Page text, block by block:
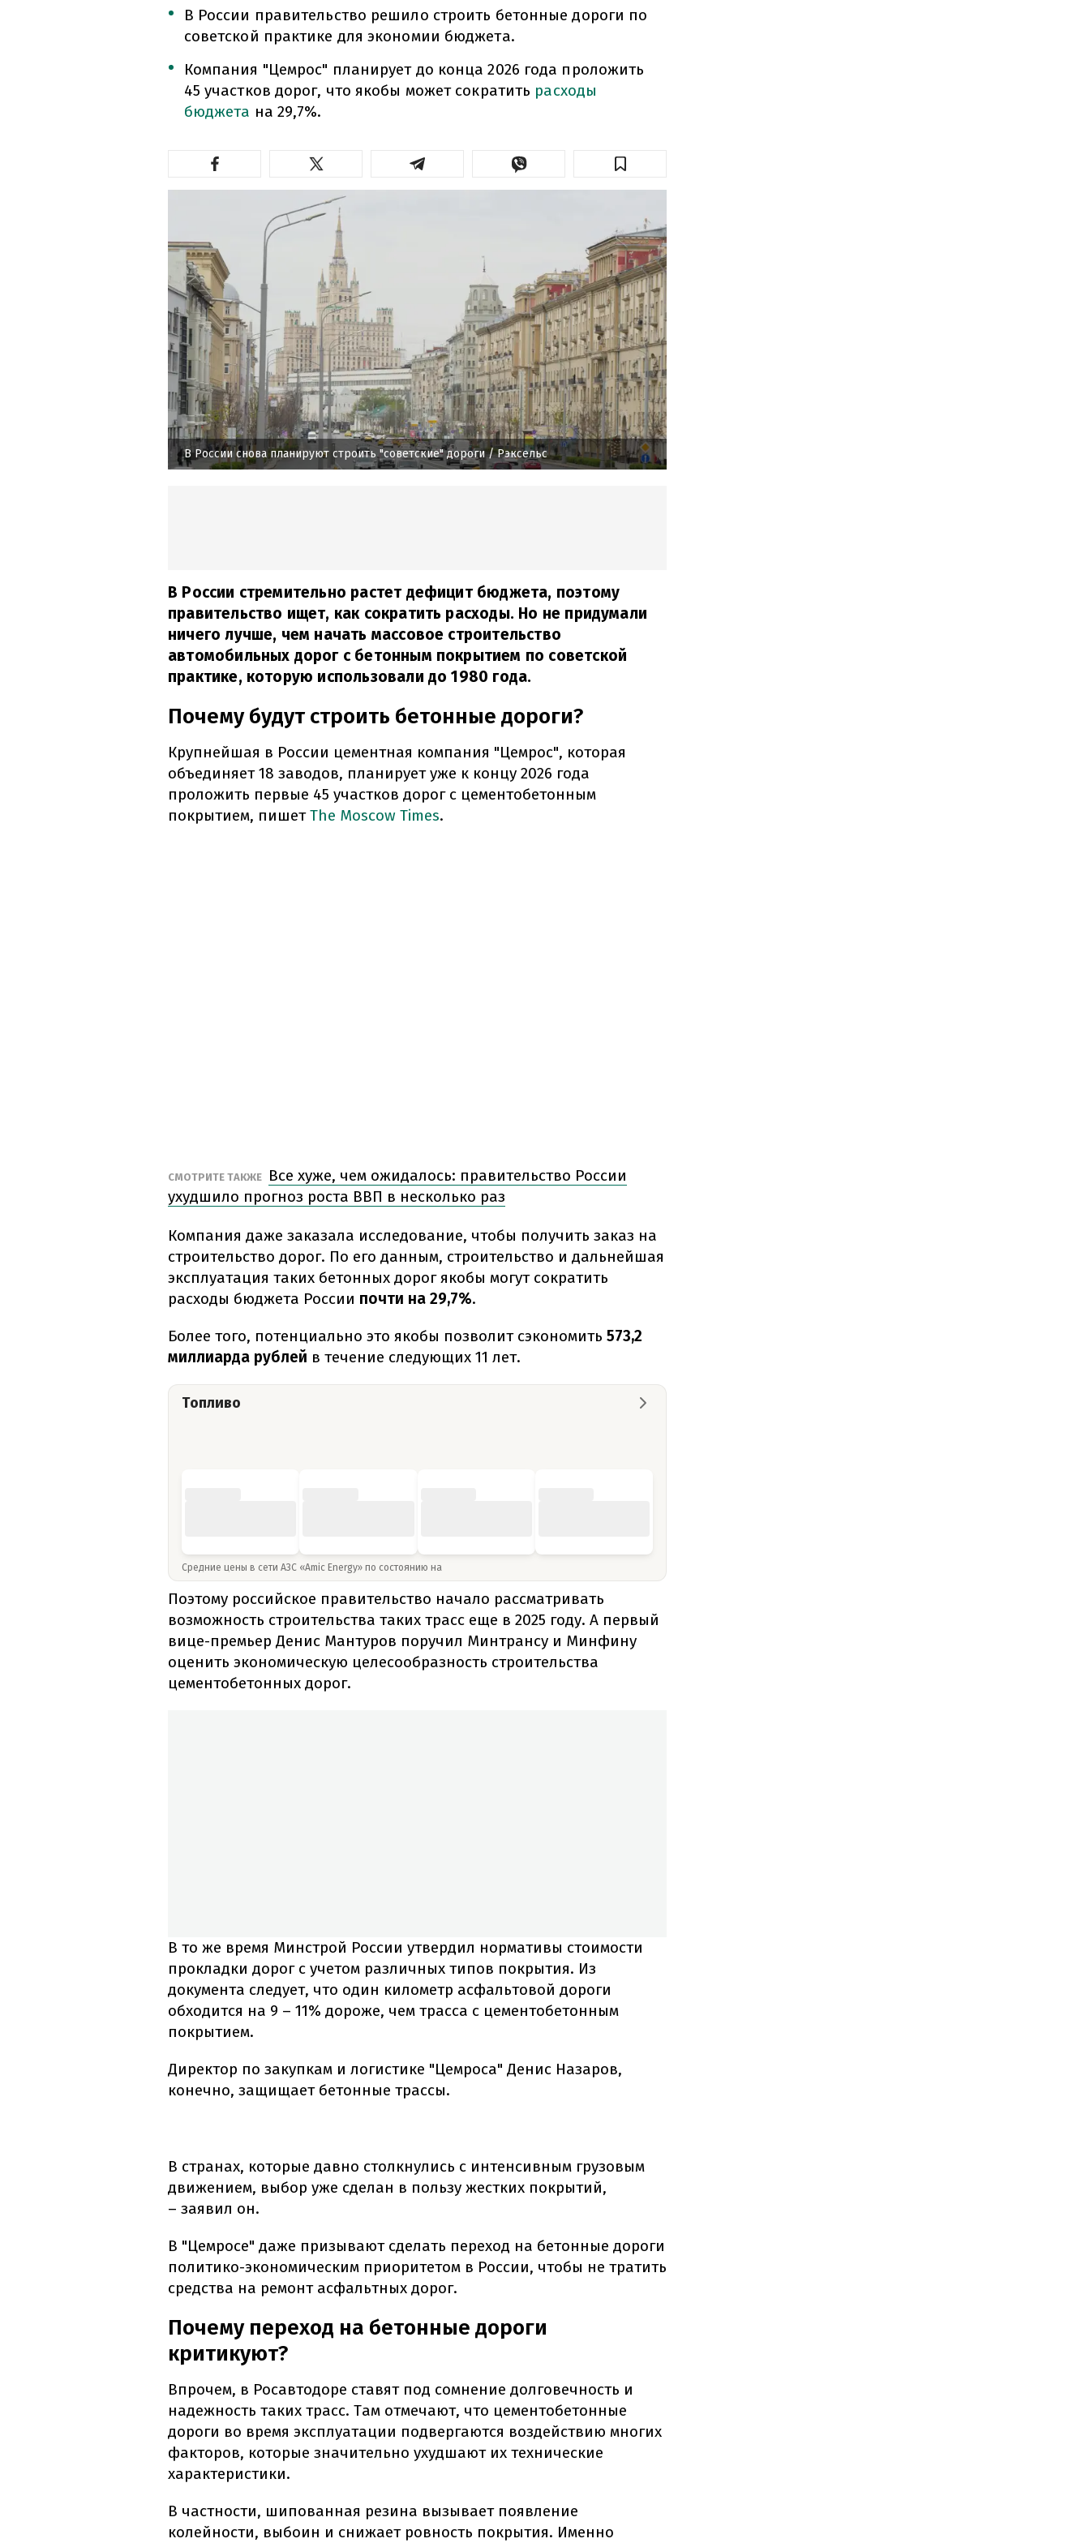
В России правительство решило строить бетонные дороги по
советской практике для экономии бюджета.
Компания "Цемрос" планирует до конца 2026 года проложить
45 участков дорог, что якобы может сократить расходы
бюджета на 29,7%.
В России снова планируют строить "советские" дороги/ Рэксельс
В России стремительно растет дефицит бюджета, поэтому
правительство ищет, как сократить расходы. Но не придумали
ничего лучше, чем начать массовое строительство
автомобильных дорог с бетонным покрытием по советской
практике, которую использовали до 1980 года.
Почему будут строить бетонные дороги?
Крупнейшая в России цементная компания "Цемрос", которая
объединяет 18 заводов, планирует уже к концу 2026 года
проложить первые 45 участков дорог с цементобетонным
покрытием, пишетThe Moscow Times.
СМОТРИТЕ ТАКЖЕ
Все хуже, чем ожидалось: правительство России
ухудшило прогноз роста ВВП в несколько раз
Компания даже заказала исследование, чтобы получить заказ на
строительство дорог. По его данным, строительство и дальнейшая
эксплуатация таких бетонных дорог якобы могут сократить
расходы бюджета России почти на 29,7%.
Более того, потенциально это якобы позволит сэкономить 573,2
миллиарда рублей в течение следующих 11 лет.
Топливо
Средние цены в сети АЗС «Amic Energy» по состоянию на
Поэтому российское правительство начало рассматривать
возможность строительства таких трасс еще в 2025 году. А первый
вице-премьер Денис Мантуров поручил Минтрансу и Минфину
оценить экономическую целесообразность строительства
цементобетонных дорог.
В то же время Минстрой России утвердил нормативы стоимости
прокладки дорог с учетом различных типов покрытия. Из
документа следует, что один километр асфальтовой дороги
обходится на 9 – 11% дороже, чем трасса с цементобетонным
покрытием.
Директор по закупкам и логистике "Цемроса" Денис Назаров,
конечно, защищает бетонные трассы.
В странах, которые давно столкнулись с интенсивным грузовым
движением, выбор уже сделан в пользу жестких покрытий,
– заявил он.
В "Цемросе" даже призывают сделать переход на бетонные дороги
политико-экономическим приоритетом в России, чтобы не тратить
средства на ремонт асфальтных дорог.
Почему переход на бетонные дороги
критикуют?
Впрочем, в Росавтодоре ставят под сомнение долговечность и
надежность таких трасс. Там отмечают, что цементобетонные
дороги во время эксплуатации подвергаются воздействию многих
факторов, которые значительно ухудшают их технические
характеристики.
В частности, шипованная резина вызывает появление
колейности, выбоин и снижает ровность покрытия. Именно